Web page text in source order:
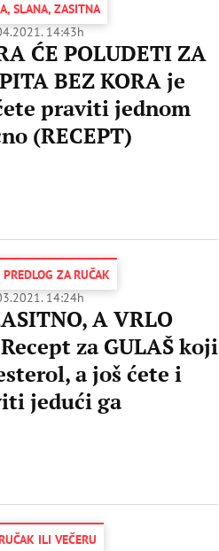
SLANA, ZASITNA
14:43h
ĆE POLUDETI ZA
BEZ KORA je
praviti jednom
(RECEPT)
ZA RUČAK
14:24h
A VRLO
za GULAŠ koji
a još ćete i
jedući ga
ILI VEČERU